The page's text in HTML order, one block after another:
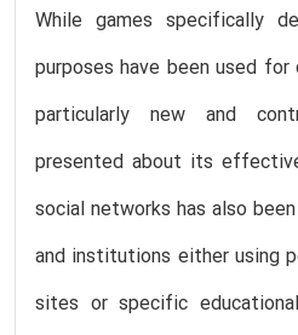
While games specifically
purposes have been used
particularly new and
presented about its
social networks has also
and institutions either using
sites or specific